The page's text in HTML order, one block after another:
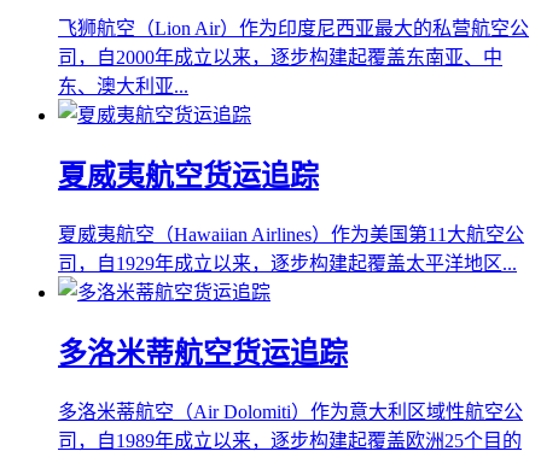
飞狮航空（Lion Air）作为印度尼西亚最大的私营航空公
司，自2000年成立以来，逐步构建起覆盖东南亚、中
东、澳大利亚...
夏威夷航空货运追踪
夏威夷航空（Hawaiian Airlines）作为美国第11大航空公
司，自1929年成立以来，逐步构建起覆盖太平洋地区...
多洛米蒂航空货运追踪
多洛米蒂航空（Air Dolomiti）作为意大利区域性航空公
司，自1989年成立以来，逐步构建起覆盖欧洲25个目的